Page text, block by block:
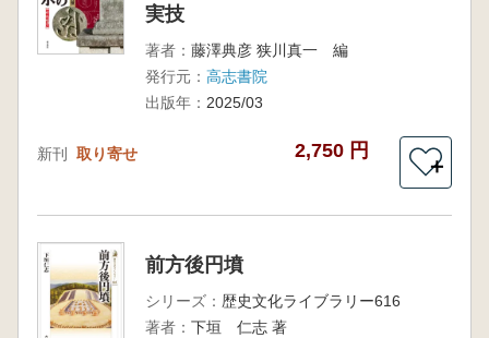
実技
著者： 藤澤典彦 狭川真一 編
発行元： 高志書院
出版年： 2025/03
新刊 取り寄せ 2,750 円
＋
前方後円墳
シリーズ： 歴史文化ライブラリー616
著者： 下垣 仁志 著